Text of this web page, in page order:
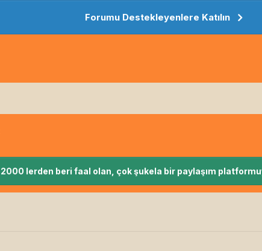
Forumu Destekleyenlere Katılın
2000 lerden beri faal olan, çok şukela bir paylaşım